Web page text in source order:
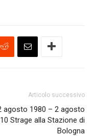
Articolo successivo
agosto 1980 – 2 agosto
Strage alla Stazione di
Bologna